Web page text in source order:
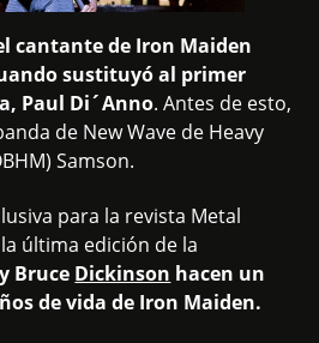
cantante de Iron Maiden
sustituyó al primer
Paul Di´Anno. Antes de esto,
de New Wave de Heavy
Samson.
para la revista Metal
última edición de la
Bruce Dickinson hacen un
de vida de Iron Maiden.